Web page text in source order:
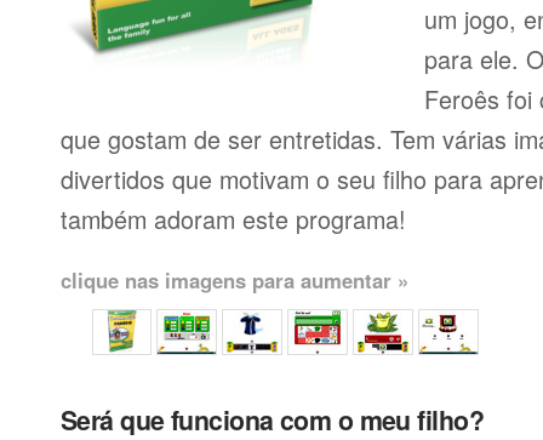
um jogo,
para ele.
Feroês foi
que gostam de ser entretidas. Tem várias
divertidos que motivam o seu filho para
também adoram este programa!
clique nas imagens para aumentar »
Será que funciona com o meu filho?